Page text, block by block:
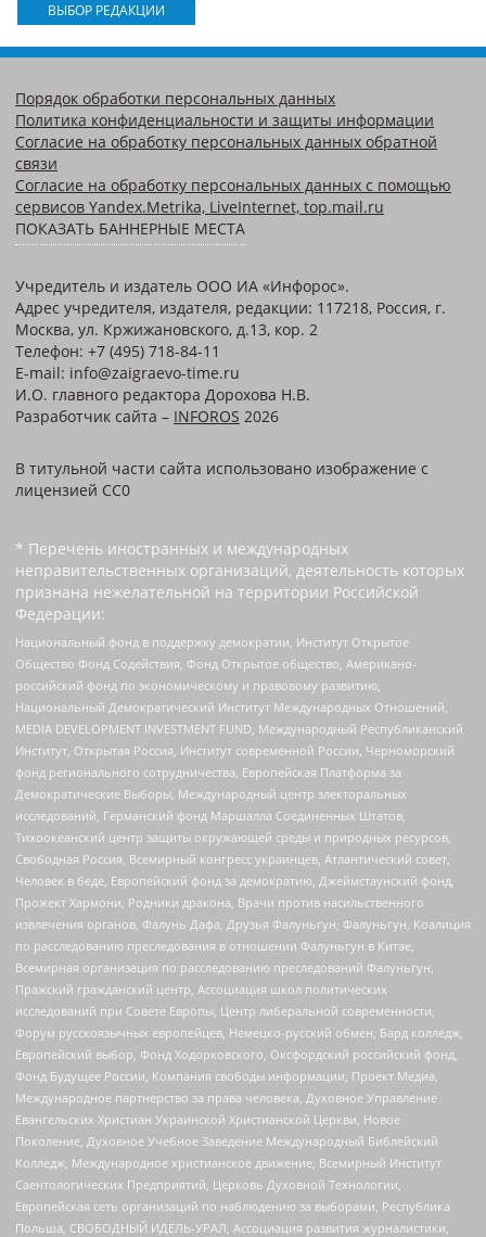
ВЫБОР РЕДАКЦИИ
Порядок обработки персональных данных
Политика конфиденциальности и защиты информации
Согласие на обработку персональных данных обратной
связи
Согласие на обработку персональных данных с помощью
сервисов Yandex.Metrika, LiveInternet, top.mail.ru
ПОКАЗАТЬ БАННЕРНЫЕ МЕСТА
Учредитель и издатель ООО ИА «Инфорос».
Адрес учредителя, издателя, редакции: 117218, Россия, г.
Москва, ул. Кржижановского, д.13, кор. 2
Телефон: +7 (495) 718-84-11
E-mail: info@zaigraevo-time.ru
И.О. главного редактора Дорохова Н.В.
Разработчик сайта – INFOROS 2026
В титульной части сайта использовано изображение с
лицензией CC0
* Перечень иностранных и международных
неправительственных организаций, деятельность которых
признана нежелательной на территории Российской
Федерации:
Национальный фонд в поддержку демократии, Институт Открытое
Общество Фонд Содействия, Фонд Открытое общество, Американо-
российский фонд по экономическому и правовому развитию,
Национальный Демократический Институт Международных Отношений,
MEDIA DEVELOPMENT INVESTMENT FUND, Международный Республиканский
Институт, Открытая Россия, Институт современной России, Черноморский
фонд регионального сотрудничества, Европейская Платформа за
Демократические Выборы, Международный центр электоральных
исследований, Германский фонд Маршалла Соединенных Штатов,
Тихоокеанский центр защиты окружающей среды и природных ресурсов,
Свободная Россия, Всемирный конгресс украинцев, Атлантический совет,
Человек в беде, Европейский фонд за демократию, Джеймстаунский фонд,
Прожект Хармони, Родники дракона, Врачи против насильственного
извлечения органов, Фалунь Дафа, Друзья Фалуньгун, Фалуньгун, Коалиция
по расследованию преследования в отношении Фалуньгун в Китае,
Всемирная организация по расследованию преследований Фалуньгун,
Пражский гражданский центр, Ассоциация школ политических
исследований при Совете Европы, Центр либеральной современности,
Форум русскоязычных европейцев, Немецко-русский обмен, Бард колледж,
Европейский выбор, Фонд Ходорковского, Оксфордский российский фонд,
Фонд Будущее России, Компания свободы информации, Проект Медиа,
Международное партнерство за права человека, Духовное Управление
Евангельских Христиан Украинской Христианской Церкви, Новое
Поколение, Духовное Учебное Заведение Международный Библейский
Колледж, Международное христианское движение, Всемирный Институт
Саентологических Предприятий, Церковь Духовной Технологии,
Европейская сеть организаций по наблюдению за выборами, Республика
Польша, СВОБОДНЫЙ ИДЕЛЬ-УРАЛ, Ассоциация развития журналистики,